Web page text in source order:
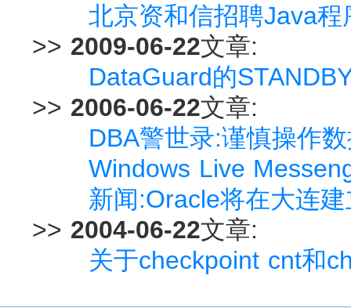
北京资和信招聘Java
>> 2009-06-22文章:
DataGuard的
>> 2006-06-22文章:
DBA警世录:谨慎操作
Windows Live
新闻:Oracle将在大连
>> 2004-06-22文章:
关于checkpoint cnt和